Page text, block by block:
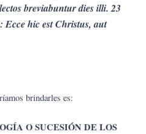
breviabuntur dies illi. 23
Ecce hic est Christus, aut
brindarles es:
O SUCESIÓN DE LOS